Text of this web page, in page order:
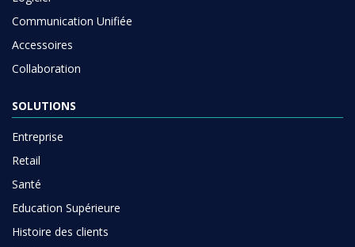
Communication Unifiée
Accessoires
Collaboration
SOLUTIONS
Entreprise
Retail
Santé
Education Supérieure
Histoire des clients